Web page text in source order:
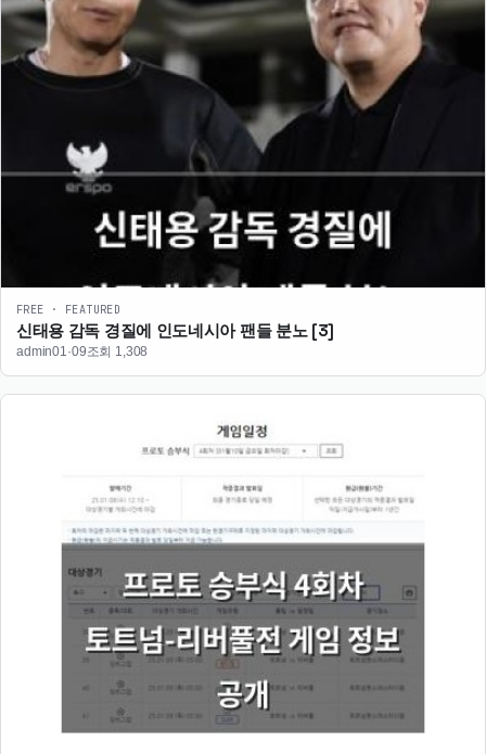
FREE · FEATURED
신태용 감독 경질에 인도네시아 팬들 분노[3]
admin01·09조회 1,308